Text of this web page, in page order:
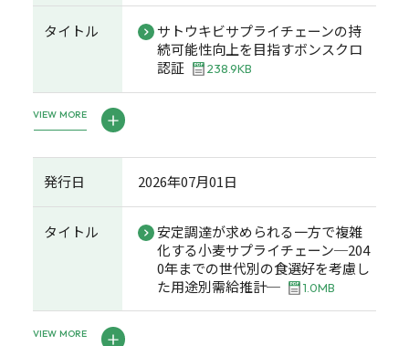
タイトル
サトウキビサプライチェーンの持
続可能性向上を目指すボンスクロ
認証
238.9KB
VIEW MORE
発行日 2026年07月01日
タイトル
安定調達が求められる一方で複雑
化する小麦サプライチェーン─204
0年までの世代別の食選好を考慮し
た用途別需給推計─
1.0MB
VIEW MORE